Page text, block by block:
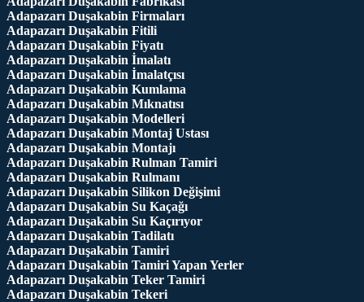
Adapazarı Duşakabin Firmaları
Adapazarı Duşakabin Fitili
Adapazarı Duşakabin Fiyatı
Adapazarı Duşakabin İmalatı
Adapazarı Duşakabin İmalatçısı
Adapazarı Duşakabin Kumlama
Adapazarı Duşakabin Mıknatısı
Adapazarı Duşakabin Modelleri
Adapazarı Duşakabin Montaj Ustası
Adapazarı Duşakabin Montajı
Adapazarı Duşakabin Rulman Tamiri
Adapazarı Duşakabin Rulmanı
Adapazarı Duşakabin Silikon Değişimi
Adapazarı Duşakabin Su Kaçağı
Adapazarı Duşakabin Su Kaçırıyor
Adapazarı Duşakabin Tadilatı
Adapazarı Duşakabin Tamiri
Adapazarı Duşakabin Tamiri Yapan Yerler
Adapazarı Duşakabin Teker Tamiri
Adapazarı Duşakabin Tekeri